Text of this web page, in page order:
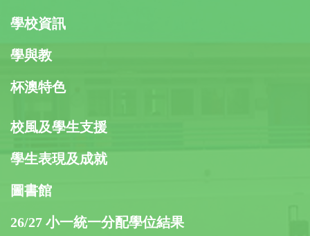
學校資訊
學與教
杯澳特色
校風及學生支援
學生表現及成就
圖書館
26/27 小一統一分配學位結果